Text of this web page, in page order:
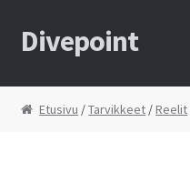
Siirry
navigointiin
Siirry
sisältöön
Divepoint
Etusivu
Etusivu /Tarvikkeet /Reelit